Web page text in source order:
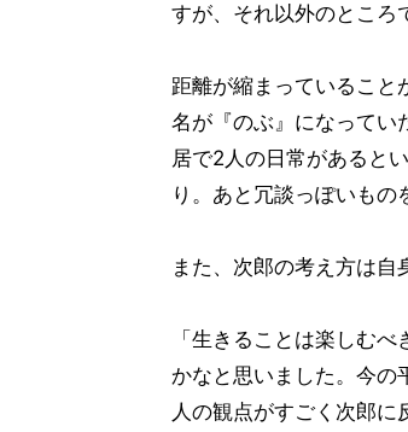
すが、それ以外のところ
距離が縮まっていること
名が『のぶ』になってい
居で2人の日常があると
り。あと冗談っぽいもの
また、次郎の考え方は自
「生きることは楽しむ
かなと思いました。今の
人の観点がすごく次郎